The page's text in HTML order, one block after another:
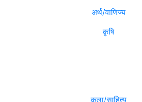
अर्थ/वाणिज्य
कृषि
कला/साहित्य